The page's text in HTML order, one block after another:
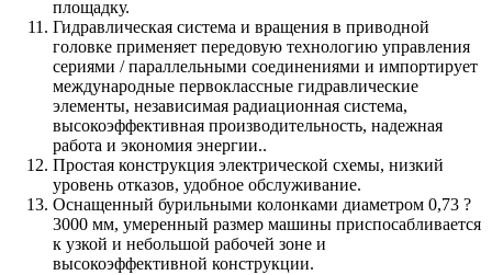
площадку.
Гидравлическая система и вращения в приводной
головке применяет передовую технологию управления
сериями / параллельными соединениями и импортирует
международные первоклассные гидравлические
элементы, независимая радиационная система,
высокоэффективная производительность, надежная
работа и экономия энергии..
Простая конструкция электрической схемы, низкий
уровень отказов, удобное обслуживание.
Оснащенный бурильными колонками диаметром 0,73 ?
3000 мм, умеренный размер машины приспосабливается
к узкой и небольшой рабочей зоне и
высокоэффективной конструкции.